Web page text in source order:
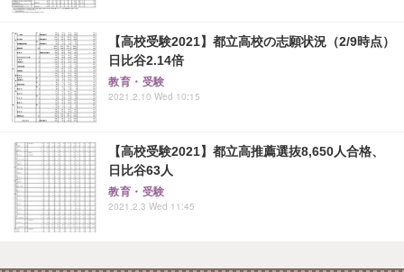
【高校受験2021】都立高校の志願状況（2/9時点）
日比谷2.14倍
教育・受験
2021.2.10 Wed 10:15
【高校受験2021】都立高推薦選抜8,650人合格、
日比谷63人
教育・受験
2021.2.3 Wed 11:45